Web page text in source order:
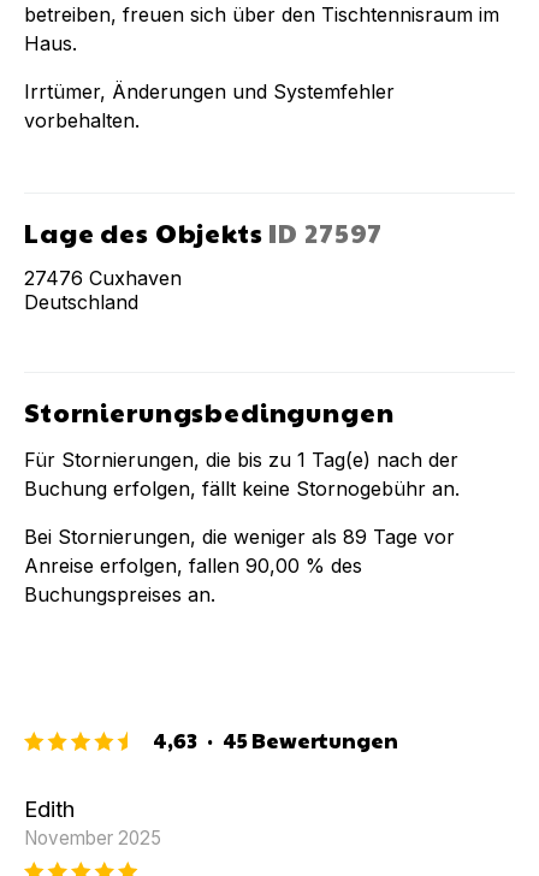
betreiben, freuen sich über den Tischtennisraum im
Haus.
Irrtümer, Änderungen und Systemfehler
vorbehalten.
Lage des Objekts ID 27597
27476 Cuxhaven
Deutschland
Stornierungsbedingungen
Für Stornierungen, die bis zu 1 Tag(e) nach der
Buchung erfolgen, fällt keine Stornogebühr an.
Bei Stornierungen, die weniger als 89 Tage vor
Anreise erfolgen, fallen 90,00 % des
Buchungspreises an.
4,63 · 45Bewertungen
Edith
November 2025